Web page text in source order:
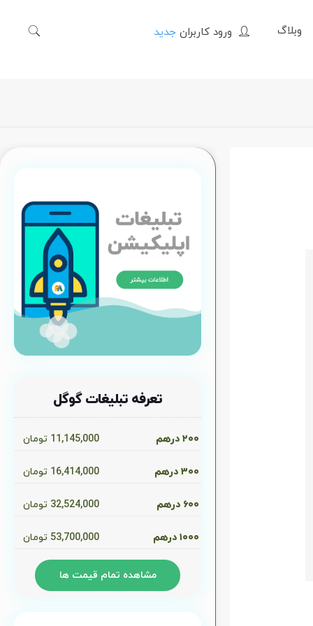
وبلاگ ورود کاربران جدید
تعرفه تبلیغات گوگل
۲۰۰ درهم 11,145,000 تومان
۳۰۰ درهم 16,414,000 تومان
۶۰۰ درهم 32,524,000 تومان
۱۰۰۰ درهم 53,700,000 تومان
مشاهده تمام قیمت ها